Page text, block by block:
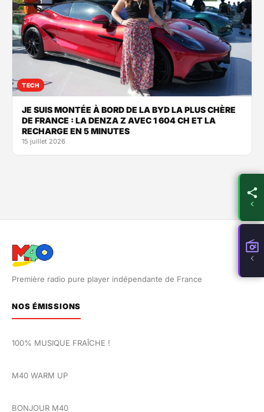
TECH
JE SUIS MONTÉE À BORD DE LA BYD LA PLUS CHÈRE
DE FRANCE : LA DENZA Z AVEC 1 604 CH ET LA
RECHARGE EN 5 MINUTES
15 juillet 2026
Première radio pure player indépendante de France
NOS ÉMISSIONS
100% MUSIQUE FRAÎCHE !
M40 WARM UP
BONJOUR M40